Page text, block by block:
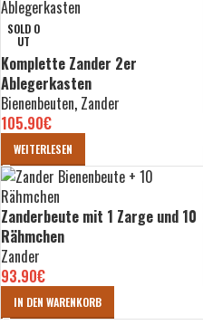
SOLD O
UT
Komplette Zander 2er
Ablegerkasten
Bienenbeuten, Zander
105.90€
WEITERLESEN
Zanderbeute mit 1 Zarge und 10
Rähmchen
Zander
93.90€
IN DEN WARENKORB